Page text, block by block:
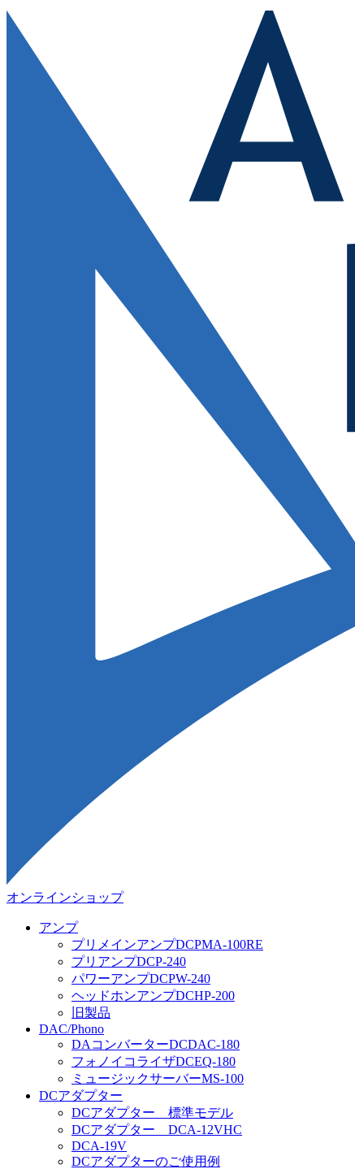
オンラインショップ
アンプ
プリメインアンプDCPMA-100RE
プリアンプDCP-240
パワーアンプDCPW-240
ヘッドホンアンプDCHP-200
旧製品
DAC/Phono
DAコンバーターDCDAC-180
フォノイコライザDCEQ-180
ミュージックサーバーMS-100
DCアダプター
DCアダプター 標準モデル
DCアダプター DCA-12VHC
DCA-19V
DCアダプターのご使用例